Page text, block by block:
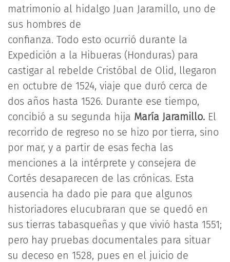
matrimonio al hidalgo Juan Jaramillo, uno de
sus hombres de
confianza. Todo esto ocurrió durante la
Expedición a la Hibueras (Honduras) para
castigar al rebelde Cristóbal de Olid, llegaron
en octubre de 1524, viaje que duró cerca de
dos años hasta 1526. Durante ese tiempo,
concibió a su segunda hija María Jaramillo. El
recorrido de regreso no se hizo por tierra, sino
por mar, y a partir de esas fecha las
menciones a la intérprete y consejera de
Cortés desaparecen de las crónicas. Esta
ausencia ha dado pie para que algunos
historiadores elucubraran que se quedó en
sus tierras tabasqueñas y que vivió hasta 1551;
pero hay pruebas documentales para situar
su deceso en 1528, pues en el juicio de